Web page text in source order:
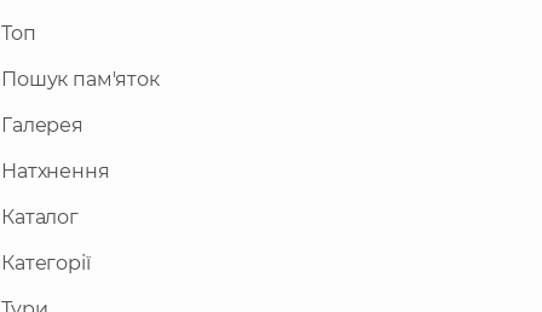
Бухтівецький водоспад
Ігровець,Гора Мала Сивуля
Топ
Пошук пам'яток
Галерея
Натхнення
Каталог
Категорії